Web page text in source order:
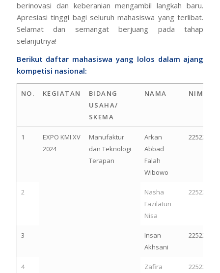
berinovasi dan keberanian mengambil langkah baru.
Apresiasi tinggi bagi seluruh mahasiswa yang terlibat.
Selamat dan semangat berjuang pada tahap
selanjutnya!
Berikut daftar mahasiswa yang lolos dalam ajang
kompetisi nasional:
NO. KEGIATAN
BIDANG
USAHA/
SKEMA
NAMA NIM
1
EXPO KMI XV
2024
Manufaktur
dan Teknologi
Terapan
Arkan
Abbad
Falah
Wibowo
22522231
2
Nasha
Fazilatun
Nisa
22522044
3
Insan
Akhsani
22522040
4
Zafira
22522063